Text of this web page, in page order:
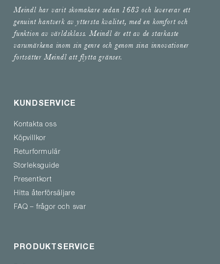
Meindl har varit skomakare sedan 1683 och levererar ett
genuint hantverk av yttersta kvalitet, med en komfort och
funktion av världsklass. Meindl är ett av de starkaste
varumärkena inom sin genre och genom sina innovationer
fortsätter Meindl att flytta gränser.
KUNDSERVICE
Kontakta oss
Köpvillkor
Returformulär
Storleksguide
Presentkort
Hitta återförsäljare
FAQ – frågor och svar
PRODUKTSERVICE